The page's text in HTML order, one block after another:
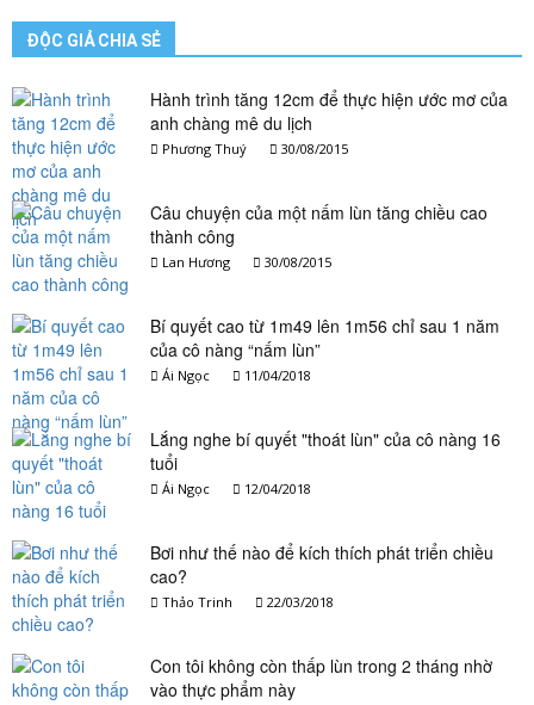
ĐỘC GIẢ CHIA SẺ
Hành trình tăng 12cm để thực hiện ước mơ của
anh chàng mê du lịch
Phương Thuý 30/08/2015
Câu chuyện của một nấm lùn tăng chiều cao
thành công
Lan Hương 30/08/2015
Bí quyết cao từ 1m49 lên 1m56 chỉ sau 1 năm
của cô nàng “nấm lùn”
Ái Ngọc 11/04/2018
Lắng nghe bí quyết "thoát lùn" của cô nàng 16
tuổi
Ái Ngọc 12/04/2018
Bơi như thế nào để kích thích phát triển chiều
cao?
Thảo Trinh 22/03/2018
Con tôi không còn thấp lùn trong 2 tháng nhờ
vào thực phẩm này